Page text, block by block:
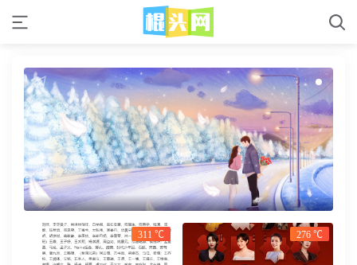
311 ℃ 276 ℃